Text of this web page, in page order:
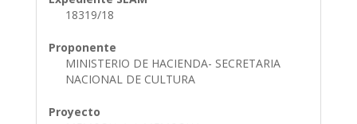
18319/18
Proponente
MINISTERIO DE HACIENDA- SECRETARIA
NACIONAL DE CULTURA
Proyecto